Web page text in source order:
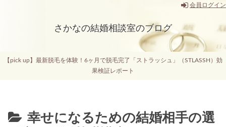
会員ログイン
さかなの結婚相談室のブログ
【pick up】最新脱毛を体験！6ヶ月で脱毛完了「ストラッシュ」（STLASSH）効
果検証レポート
幸せになるための結婚相手の選